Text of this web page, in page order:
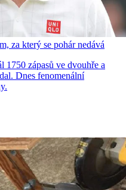
za který se pohár nedává
1750 zápasů ve dvouhře a
Dnes fenomenální